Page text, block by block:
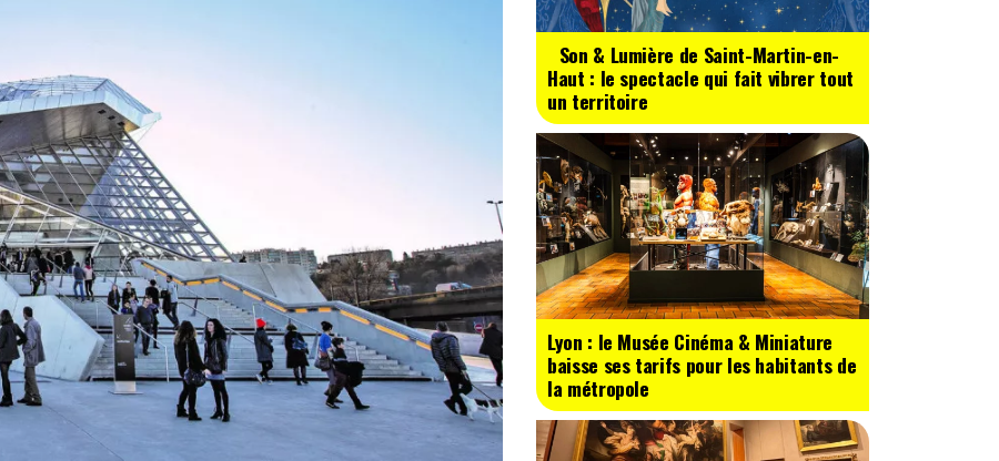
Son & Lumière de Saint-Martin-en-
Haut : le spectacle qui fait vibrer tout
un territoire
Lyon : le Musée Cinéma & Miniature
baisse ses tarifs pour les habitants de
la métropole